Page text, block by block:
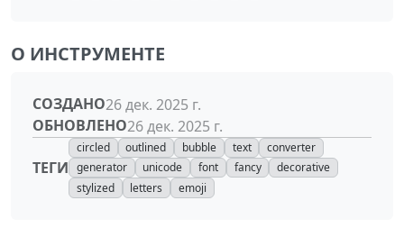
О ИНСТРУМЕНТЕ
СОЗДАНО26 дек. 2025 г.
ОБНОВЛЕНО26 дек. 2025 г.
ТЕГИ
circled outlined bubble text
converter
generator
unicode font fancy
decorative
stylized
letters emoji